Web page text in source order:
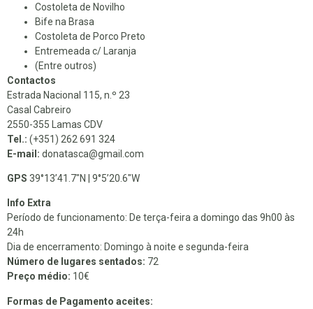
Costoleta de Novilho
Bife na Brasa
Costoleta de Porco Preto
Entremeada c/ Laranja
(Entre outros)
Contactos
Estrada Nacional 115, n.º 23
Casal Cabreiro
2550-355 Lamas CDV
Tel.: (+351) 262 691 324
E-mail: donatasca@gmail.com
GPS 39°13’41.7″N | 9°5’20.6″W
Info Extra
Período de funcionamento: De terça-feira a domingo das 9h00 às
24h
Dia de encerramento: Domingo à noite e segunda-feira
Número de lugares sentados: 72
Preço médio: 10€
Formas de Pagamento aceites: